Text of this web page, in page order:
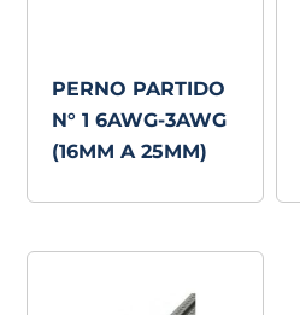
PERNO PARTIDO
N° 1 6AWG-3AWG
(16MM A 25MM)